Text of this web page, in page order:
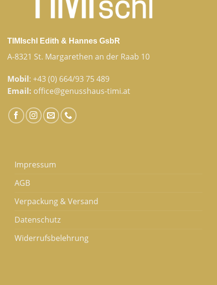
TIMIschl Edith & Hannes GsbR
A-8321 St. Margarethen an der Raab 10
Mobil: +43 (0) 664/93 75 489
Email: office@genusshaus-timi.at
Impressum
AGB
Verpackung & Versand
Datenschutz
Widerrufsbelehrung